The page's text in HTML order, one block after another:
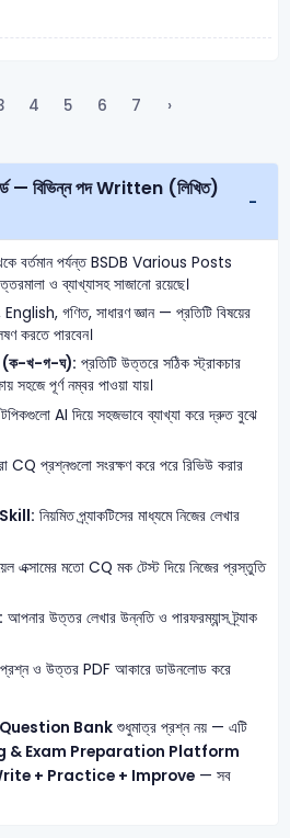
4 5 6 7 ›
বর্তমান পর্যন্ত BSDB Various Posts
ও ব্যাখ্যাসহ সাজানো রয়েছে।
English, গণিত, সাধারণ জ্ঞান — প্রতিটি বিষয়ের
করতে পারবেন।
খ-গ-ঘ): প্রতিটি উত্তরে সঠিক স্ট্রাকচার
সহজে পূর্ণ নম্বর পাওয়া যায়।
AI দিয়ে সহজভাবে ব্যাখ্যা করে দ্রুত বুঝে
CQ প্রশ্নগুলো সংরক্ষণ করে পরে রিভিউ করার
নিয়মিত প্র্যাকটিসের মাধ্যমে নিজের লেখার
এক্সামের মতো CQ মক টেস্ট দিয়ে নিজের প্রস্তুতি
আপনার উত্তর লেখার উন্নতি ও পারফরম্যান্স ট্র্যাক
ও উত্তর PDF আকারে ডাউনলোড করে
Bankশুধুমাত্র প্রশ্ন নয় — এটি
& Exam Preparation Platform
+ Practice + Improve— সব